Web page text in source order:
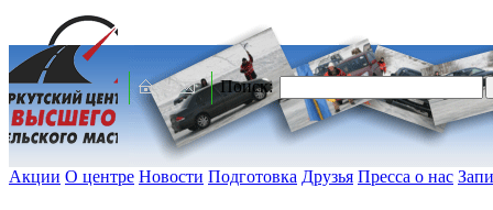
Поиск:
Акции О центре Новости Подготовка Друзья Пресса о нас